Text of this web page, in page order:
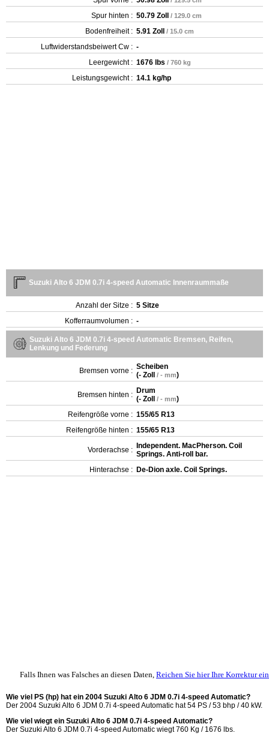
Spur hinten : 50.79 Zoll / 129.0 cm
Bodenfreiheit : 5.91 Zoll / 15.0 cm
Luftwiderstandsbeiwert Cw : -
Leergewicht‎ : 1676 lbs / 760 kg
Leistungsgewicht : 14.1 kg/hp
Suzuki Alto 6 JDM 0.7i 4-speed Automatic Innenraummaße
Anzahl der Sitze : 5 Sitze
Kofferraumvolumen : -
Suzuki Alto 6 JDM 0.7i 4-speed Automatic Bremsen, Reifen,
Lenkung und Federung
Bremsen vorne : Scheiben
(- Zoll / - mm)
Bremsen hinten : Drum
(- Zoll / - mm)
Reifengröße vorne : 155/65 R13
Reifengröße hinten : 155/65 R13
Vorderachse :
Independent. MacPherson. Coil
Springs. Anti-roll bar.
Hinterachse : De-Dion axle. Coil Springs.
Falls Ihnen was Falsches an diesen Daten, Reichen Sie hier Ihre Korrektur ein
Wie viel PS (hp) hat ein 2004 Suzuki Alto 6 JDM 0.7i 4-speed Automatic?
Der 2004 Suzuki Alto 6 JDM 0.7i 4-speed Automatic hat 54 PS / 53 bhp / 40 kW.
Wie viel wiegt ein Suzuki Alto 6 JDM 0.7i 4-speed Automatic?
Der Suzuki Alto 6 JDM 0.7i 4-speed Automatic wiegt 760 Kg / 1676 lbs.